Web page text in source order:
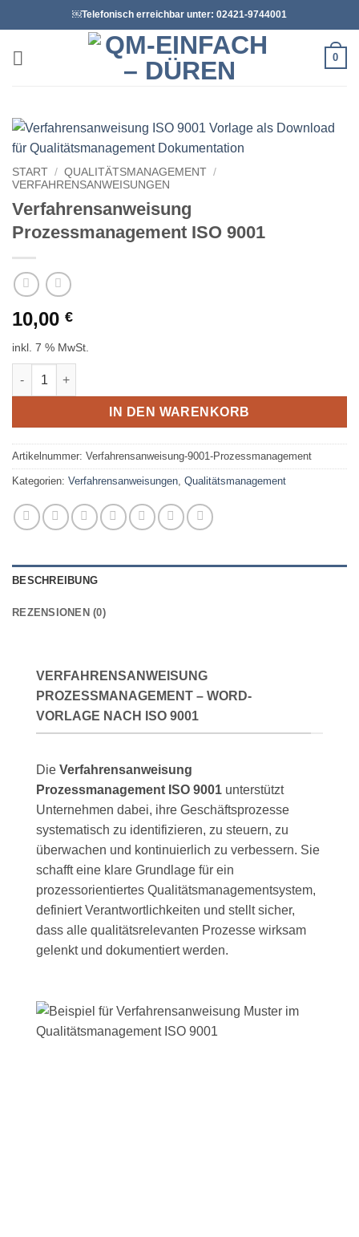
Inhalt
springen
￼Telefonisch erreichbar unter: 02421-9744001
0
START / QUALITÄTSMANAGEMENT /
VERFAHRENSANWEISUNGEN
Verfahrensanweisung
Prozessmanagement ISO 9001
10,00 €
inkl. 7 % MwSt.
Verfahrensanweisung Prozessmanagement ISO 9001 Menge
IN DEN WARENKORB
Artikelnummer: Verfahrensanweisung-9001-Prozessmanagement
Kategorien: Verfahrensanweisungen, Qualitätsmanagement
BESCHREIBUNG
REZENSIONEN (0)
VERFAHRENSANWEISUNG
PROZESSMANAGEMENT – WORD-
VORLAGE NACH ISO 9001
Die Verfahrensanweisung
Prozessmanagement ISO 9001 unterstützt
Unternehmen dabei, ihre Geschäftsprozesse
systematisch zu identifizieren, zu steuern, zu
überwachen und kontinuierlich zu verbessern. Sie
schafft eine klare Grundlage für ein
prozessorientiertes Qualitätsmanagementsystem,
definiert Verantwortlichkeiten und stellt sicher,
dass alle qualitätsrelevanten Prozesse wirksam
gelenkt und dokumentiert werden.